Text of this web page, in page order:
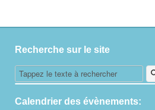
Recherche sur le site
Calendrier des évènements: